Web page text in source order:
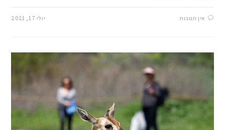
אין תגובות יולי 17, 2021